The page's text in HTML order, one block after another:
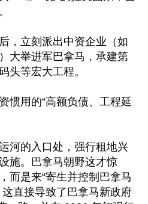
，立刻派出中资企业（如
大举进军巴拿马，承建第
头等宏大工程。
惯用的“高额负债、工程延
河的入口处，强行租地兴
施。巴拿马朝野这才惊
而是来“寄生并控制巴拿马
直接导致了巴拿马新政府